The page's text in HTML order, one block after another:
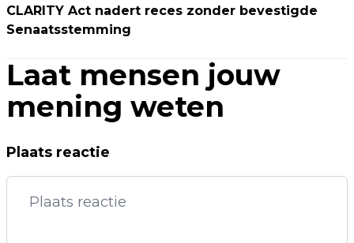
CLARITY Act nadert reces zonder bevestigde
Senaatsstemming
Laat mensen jouw
mening weten
Plaats reactie